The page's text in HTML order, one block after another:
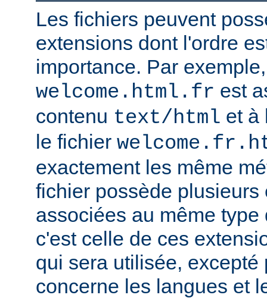
Les fichiers peuvent
extensions dont l'ordre
importance. Par
welcome.html.fr est
contenu text/html et à
le fichier
exactement les même
fichier possède plusieurs
associées au même
c'est celle de ces
qui sera utilisée, excepté
concerne les langues et